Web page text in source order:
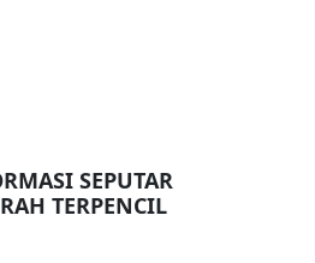
SEPUTAR
TERPENCIL